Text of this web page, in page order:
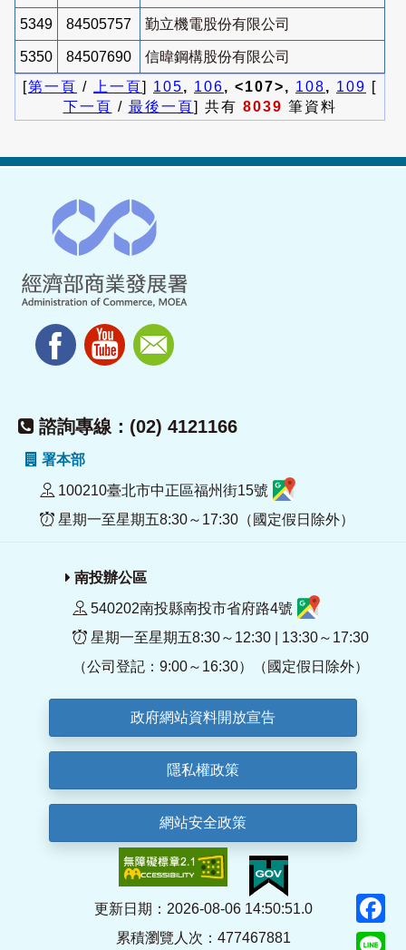
5349 84505757 勤立機電股份有限公司
5350 84507690
信暐鋼構股份有限公司
[第一頁 / 上一頁] 105, 106, <107>, 108, 109 [
下一頁 / 最後一頁] 共有 8039 筆資料
諮詢專線：(02) 4121166
署本部
100210臺北市中正區福州街15號
星期一至星期五8:30～17:30（國定假日除外）
南投辦公區
540202南投縣南投市省府路4號
星期一至星期五8:30～12:30 | 13:30～17:30
（公司登記：9:00～16:30）（國定假日除外）
政府網站資料開放宣告
隱私權政策
網站安全政策
更新日期：2026-08-06 14:50:51.0
累積瀏覽人次：477467881